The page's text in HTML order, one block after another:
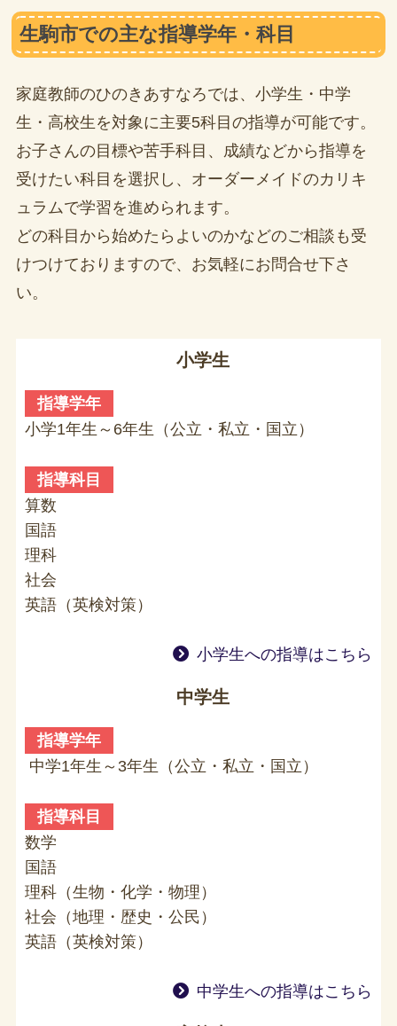
生駒市での主な指導学年・科目
家庭教師のひのきあすなろでは、小学生・中学
生・高校生を対象に主要5科目の指導が可能です。
お子さんの目標や苦手科目、成績などから指導を
受けたい科目を選択し、オーダーメイドのカリキ
ュラムで学習を進められます。
どの科目から始めたらよいのかなどのご相談も受
けつけておりますので、お気軽にお問合せ下さ
い。
小学生
指導学年
小学1年生～6年生（公立・私立・国立）
指導科目
算数
国語
理科
社会
英語（英検対策）
小学生への指導はこちら
中学生
指導学年
中学1年生～3年生（公立・私立・国立）
指導科目
数学
国語
理科（生物・化学・物理）
社会（地理・歴史・公民）
英語（英検対策）
中学生への指導はこちら